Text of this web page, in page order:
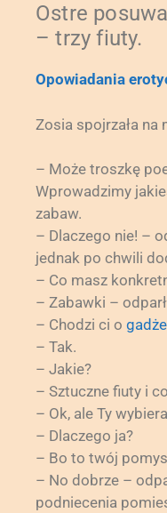
Ostre
– trzy fiuty.
Opowiadania
Zosia spojrzała na
– Może troszkę
Wprowadzimy
zabaw.
– Dlaczego nie! –
jednak po chwili
– Co masz
– Zabawki –
– Chodzi ci o
– Tak.
– Jakie?
– Sztuczne fiuty i
– Ok, ale Ty
– Dlaczego ja?
– Bo to twój
– No dobrze –
podniecenia